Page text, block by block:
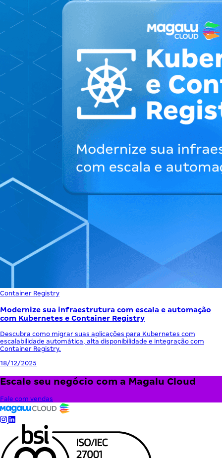
Container Registry
Modernize sua infraestrutura com escala e automação
com Kubernetes e Container Registry
Descubra como migrar suas aplicações para Kubernetes com
escalabilidade automática, alta disponibilidade e integração com
Container Registry.
18/12/2025
Escale seu negócio com a Magalu Cloud
Fale com vendas